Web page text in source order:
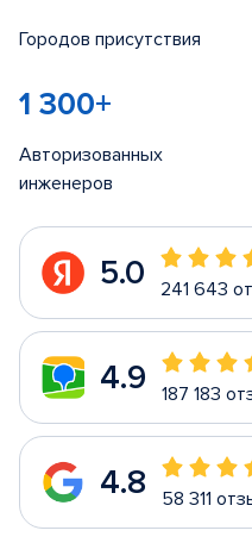
Городов присутствия
1 300+
Авторизованных
инженеров
5.0 241 643
4.9 187 183
4.8 58 311